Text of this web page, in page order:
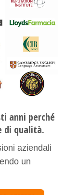
anni perché
di qualità.
aziendali
un